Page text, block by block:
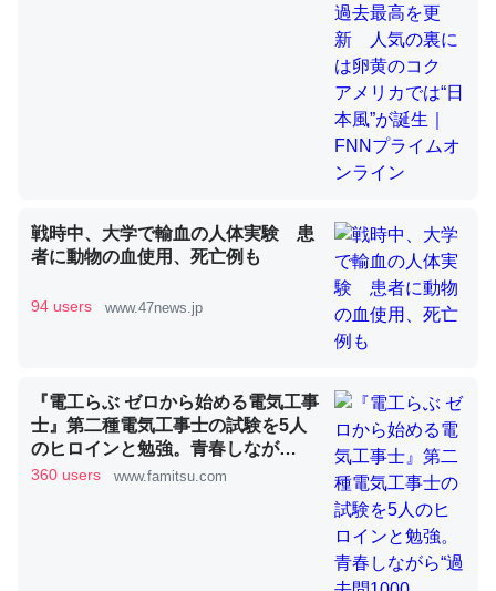
論文では「淡水はカルシウムも酸素も不足してて両方に不
利だから両方が拮抗してるのでは」とあって面白い。海に
ずキチンを強化してる筈だが、酵素が違うのか？
─ニュース :: 【研究発表】昆虫学の大問題＝「昆虫はなぜ海にいな
これを元に考えるとカルシウムを大量に使う脊椎動物と貝
類は苦労してるんだな…。腹足類だと殻を無くしてナメク
ジになったり努力してるし。
─ニュース :: 【研究発表】昆虫学の大問題＝「昆虫はなぜ海にいな
戦時中、大学で輸血の人体実験 患
者に動物の血使用、死亡例も
94 users www.47news.jp
『電工らぶ ゼロから始める電気工事
士』第二種電気工事士の試験を5人
のヒロインと勉強。青春しなが
ら“過去問1000問”や“本番形式CBT
360 users www.famitsu.com